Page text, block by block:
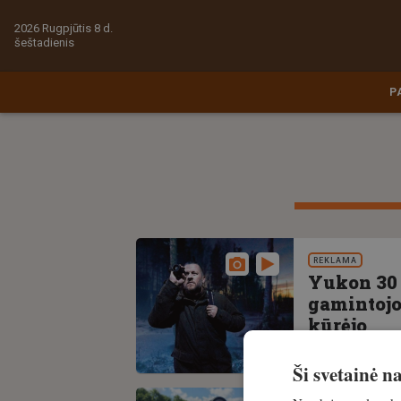
2026 Rugpjūtis 8 d.
šeštadienis
REKLAMA
Yukon
kūrėjo
Ši svetainė